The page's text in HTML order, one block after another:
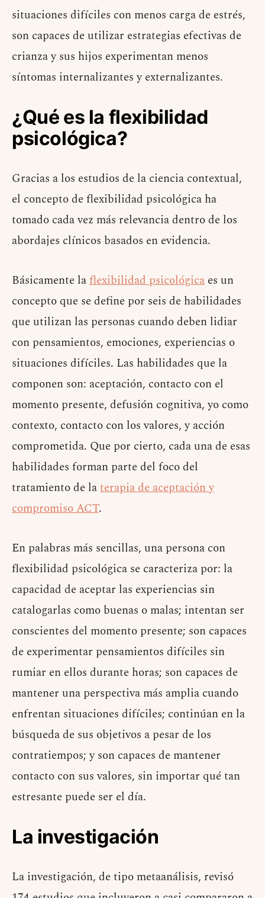
situaciones difíciles con menos carga de estrés,
son capaces de utilizar estrategias efectivas de
crianza y sus hijos experimentan menos
síntomas internalizantes y externalizantes.
¿Qué es la flexibilidad
psicológica?
Gracias a los estudios de la ciencia contextual,
el concepto de flexibilidad psicológica ha
tomado cada vez más relevancia dentro de los
abordajes clínicos basados en evidencia.
Básicamente laflexibilidad psicológica es un
concepto que se define por seis de habilidades
que utilizan las personas cuando deben lidiar
con pensamientos, emociones, experiencias o
situaciones difíciles. Las habilidades que la
componen son: aceptación, contacto con el
momento presente, defusión cognitiva, yo como
contexto, contacto con los valores, y acción
comprometida. Que por cierto, cada una de esas
habilidades forman parte del foco del
tratamiento de laterapia de aceptación y
compromiso ACT.
En palabras más sencillas, una persona con
flexibilidad psicológica se caracteriza por: la
capacidad de aceptar las experiencias sin
catalogarlas como buenas o malas; intentan ser
conscientes del momento presente; son capaces
de experimentar pensamientos difíciles sin
rumiar en ellos durante horas; son capaces de
mantener una perspectiva más amplia cuando
enfrentan situaciones difíciles; continúan en la
búsqueda de sus objetivos a pesar de los
contratiempos; y son capaces de mantener
contacto con sus valores, sin importar qué tan
estresante puede ser el día.
La investigación
La investigación, de tipo metaanálisis, revisó